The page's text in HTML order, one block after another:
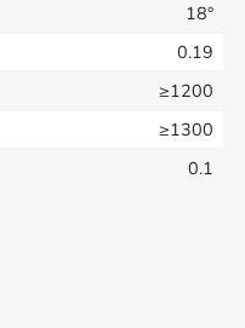
18°
0.19
≥1200
≥1300
0.1